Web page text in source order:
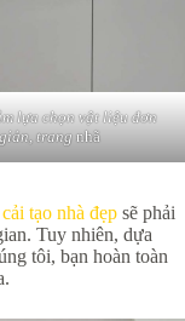
lựa chọn vật liệu đơn
giản, trang nhã
cải tạo nhà đẹp sẽ phải
Tuy nhiên, dựa
tôi, bạn hoàn toàn